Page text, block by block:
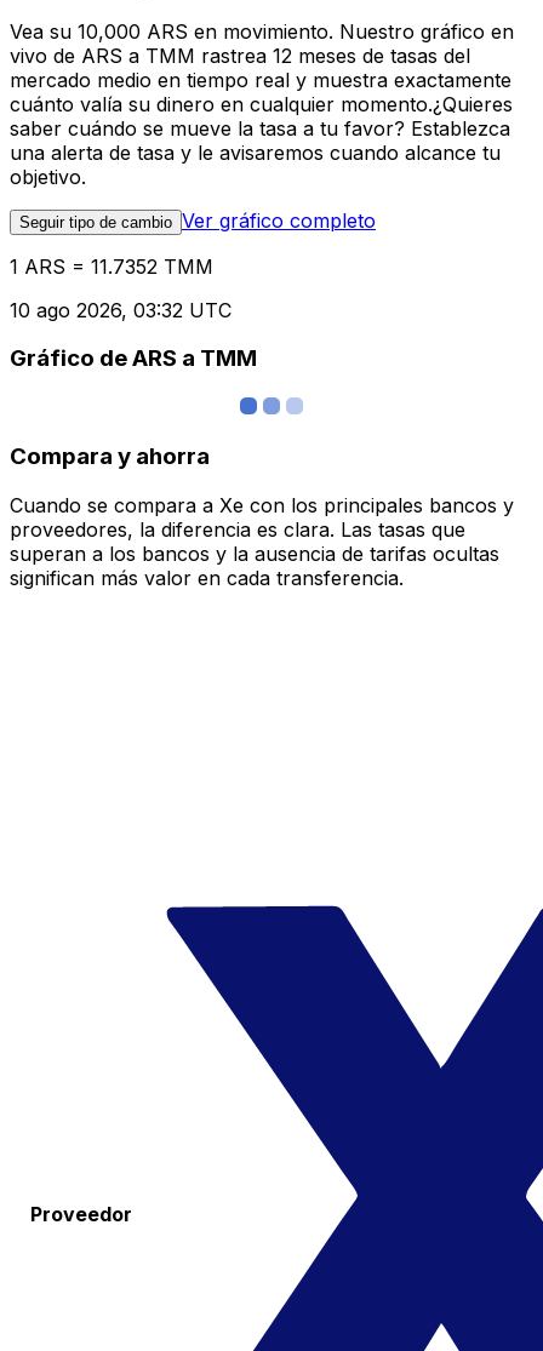
Vea su 10,000 ARS en movimiento. Nuestro gráfico en
vivo de ARS a TMM rastrea 12 meses de tasas del
mercado medio en tiempo real y muestra exactamente
cuánto valía su dinero en cualquier momento.¿Quieres
saber cuándo se mueve la tasa a tu favor? Establezca
una alerta de tasa y le avisaremos cuando alcance tu
objetivo.
Seguir tipo de cambio Ver gráfico completo
1 ARS = 11.7352 TMM
10 ago 2026, 03:32 UTC
Gráfico de ARS a TMM
Compara y ahorra
Cuando se compara a Xe con los principales bancos y
proveedores, la diferencia es clara. Las tasas que
superan a los bancos y la ausencia de tarifas ocultas
significan más valor en cada transferencia.
Proveedor